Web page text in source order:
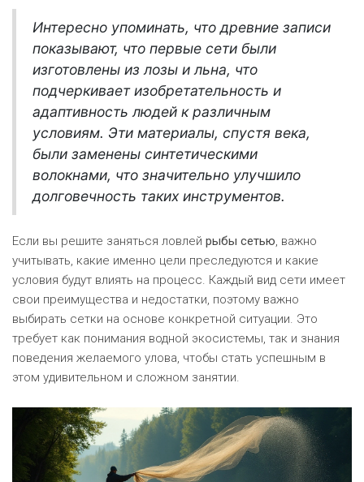
Интересно упоминать, что древние записи
показывают, что первые сети были
изготовлены из лозы и льна, что
подчеркивает изобретательность и
адаптивность людей к различным
условиям. Эти материалы, спустя века,
были заменены синтетическими
волокнами, что значительно улучшило
долговечность таких инструментов.
Если вы решите заняться ловлей рыбы сетью, важно
учитывать, какие именно цели преследуются и какие
условия будут влиять на процесс. Каждый вид сети имеет
свои преимущества и недостатки, поэтому важно
выбирать сетки на основе конкретной ситуации. Это
требует как понимания водной экосистемы, так и знания
поведения желаемого улова, чтобы стать успешным в
этом удивительном и сложном занятии.